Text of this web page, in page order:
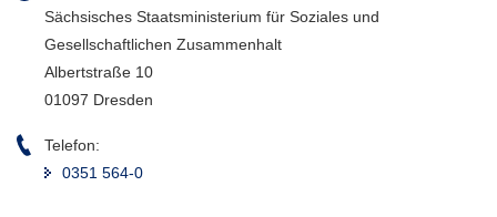
Sächsisches Staatsministerium für Soziales und
Gesellschaftlichen Zusammenhalt
Albertstraße 10
01097 Dresden
Telefon:
0351 564-0